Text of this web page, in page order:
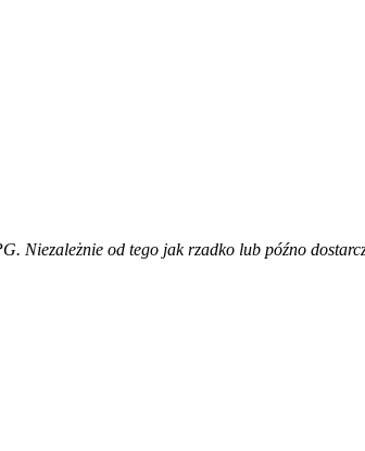
od tego jak rzadko lub późno